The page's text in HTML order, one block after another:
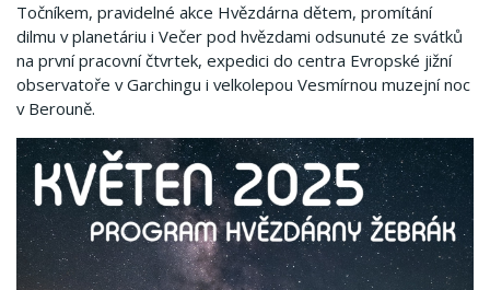
Točníkem, pravidelné akce Hvězdárna dětem, promítání
dilmu v planetáriu i Večer pod hvězdami odsunuté ze svátků
na první pracovní čtvrtek, expedici do centra Evropské jižní
observatoře v Garchingu i velkolepou Vesmírnou muzejní noc
v Berouně.